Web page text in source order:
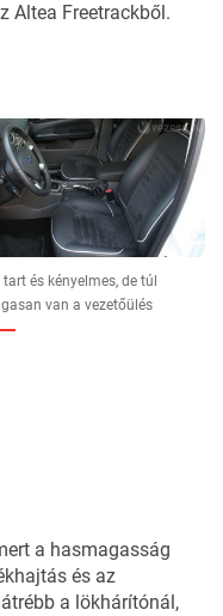
Altea Freetrackből.
és kényelmes, de túl
van a vezetőülés
a hasmagasság
és az
a lökhárítónál,